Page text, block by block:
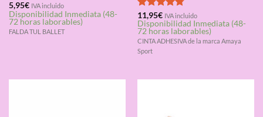
Valorado
con5.00
de 5
5,95€ IVA incluido
Disponibilidad Inmediata (48-
72 horas laborables)
FALDA TUL BALLET
Valorado
con4.75
de 5
11,95€ IVA incluido
Disponibilidad Inmediata (48-
72 horas laborables)
CINTA ADHESIVA de la marca Amaya
Sport